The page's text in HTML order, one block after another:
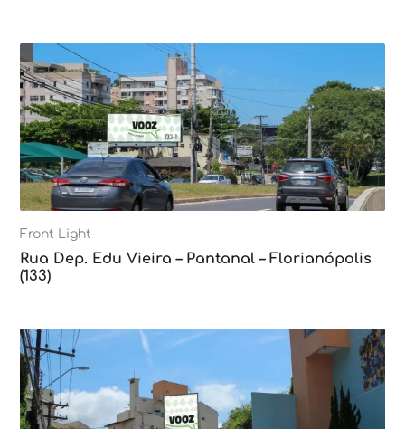
Front Light
Rua Dep. Edu Vieira – Pantanal – Florianópolis
(133)